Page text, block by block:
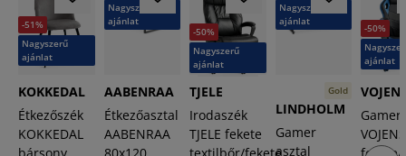
-51%
Nagyszerű
ajánlat
KOKKEDAL
Étkezőszék
KOKKEDAL
Nagyszerű
ajánlat
AABENRAA
Étkezőasztal
AABENRAA
-50%
Nagyszerű
ajánlat
TJELE
Irodaszék
TJELE fekete
Nagyszerű
ajánlat
Gold
LINDHOLM
Gamer
asztal
-50%
ajánlat
Gamer
VOJENS